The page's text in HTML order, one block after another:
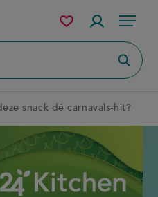
Menu
Mijn
bewaarde
snack dé carnavals-hit?